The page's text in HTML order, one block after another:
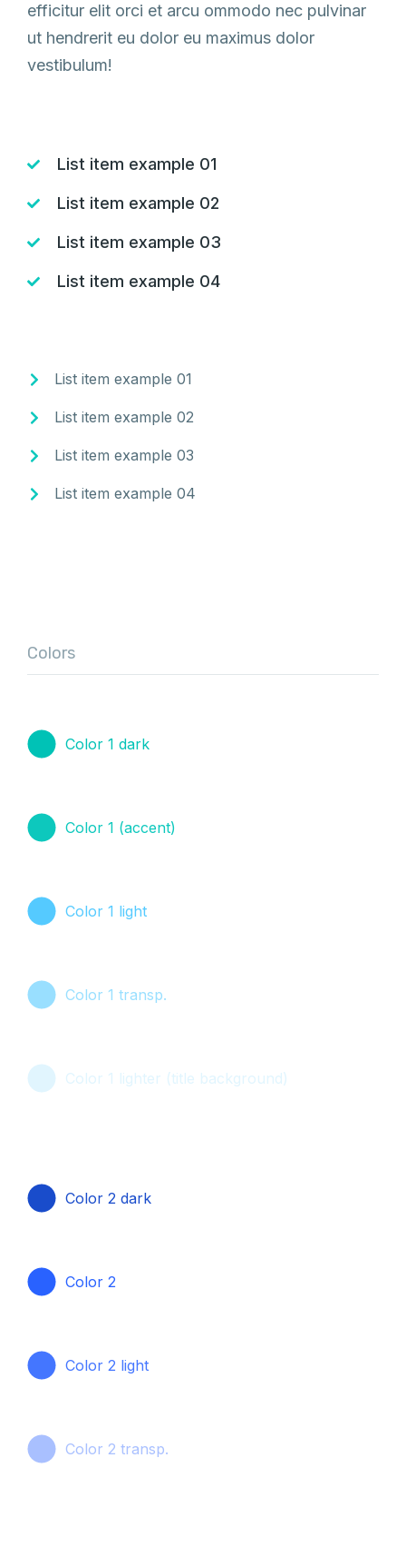
efficitur elit orci et arcu ommodo nec pulvinar
ut hendrerit eu dolor eu maximus dolor
vestibulum!
List item example 01
List item example 02
List item example 03
List item example 04
List item example 01
List item example 02
List item example 03
List item example 04
Colors
Color 1 dark
Color 1 (accent)
Color 1 light
Color 1 transp.
Color 1 lighter (title background)
Color 2 dark
Color 2
Color 2 light
Color 2 transp.